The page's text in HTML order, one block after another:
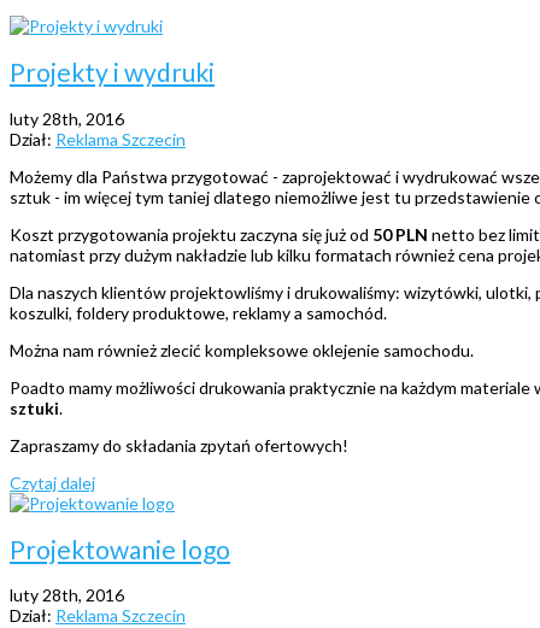
Projekty i wydruki
luty 28th, 2016
Dział: Reklama Szczecin
Możemy dla Państwa przygotować - zaprojektować i wydrukować
sztuk - im więcej tym taniej dlatego niemożliwe jest tu
Koszt przygotowania projektu zaczyna się już od 50 PLN netto bez
natomiast przy dużym nakładzie lub kilku formatach również cena
Dla naszych klientów projektowliśmy i drukowaliśmy: wizytówki,
koszulki, foldery produktowe, reklamy a samochód.
Można nam również zlecić kompleksowe oklejenie samochodu.
Poadto mamy możliwości drukowania praktycznie na każdym
sztuki.
Zapraszamy do składania zpytań ofertowych!
Czytaj dalej
Projektowanie logo
luty 28th, 2016
Dział: Reklama Szczecin